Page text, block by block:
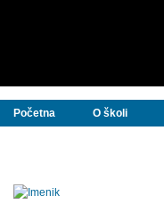
Početna O školi